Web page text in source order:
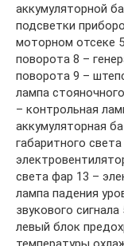
аккумуляторной
подсветки
моторном отсеке
поворота 8 –
поворота 9 –
лампа
– контрольная
аккумуляторная
габаритного
света фар 13 –
лампа падения
звукового
левый блок